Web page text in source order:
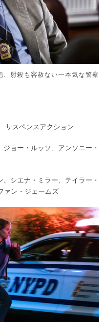
射殺も容赦ない一本気な警察
スペンスアクション
ー・ルッソ、アンソニー・
シエナ・ミラー、テイラー・
ァン・ジェームズ